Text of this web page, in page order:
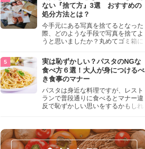
ない『捨て方』3選 おすすめの
処分方法とは？
今手元にある写真を捨てるとなった
際、どのような手段で写真を捨てよ
うと思いましたか？丸めてゴミ箱に
真は個人情報が詰まっているので、
ただ丸めただけの状態で捨ててしま
うのは危険です。写真にすべきでは
ない捨て方をまとめているので、ぜ
ひチェックしておきましょう。
実は恥ずかしい？パスタのNGな
食べ方６選！大人が身につけるべ
き食事のマナー
パスタは身近な料理ですが、レスト
ランで普段通りに食べるとマナー違
反で恥ずかしい思いをするかもしれ
して、正しい食べ方を確認しましょ
う。大人の嗜みとして知っておきた
い新常識を解説します。